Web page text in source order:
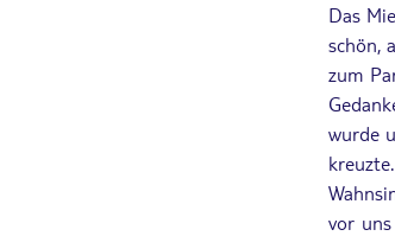
Das
schön,
zum
wurde
vor